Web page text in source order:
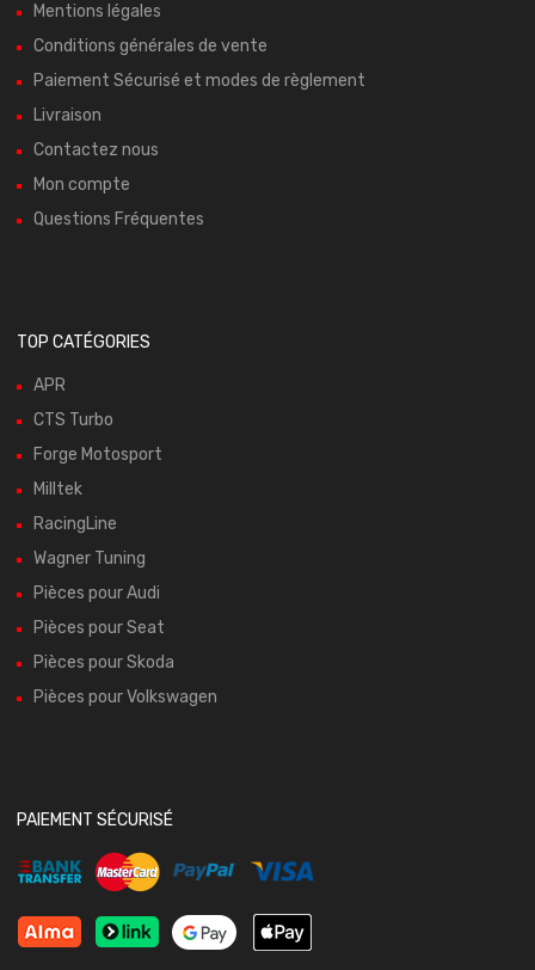
Mentions légales
Conditions générales de vente
Paiement Sécurisé et modes de règlement
Livraison
Contactez nous
Mon compte
Questions Fréquentes
TOP CATÉGORIES
APR
CTS Turbo
Forge Motosport
Milltek
RacingLine
Wagner Tuning
Pièces pour Audi
Pièces pour Seat
Pièces pour Skoda
Pièces pour Volkswagen
PAIEMENT SÉCURISÉ